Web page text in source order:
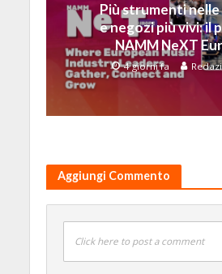
Più strumenti nelle
e negozi più vivi: il
NAMM NeXT
4 giorni fa
Aggiungi Commento
Click here to post a comment